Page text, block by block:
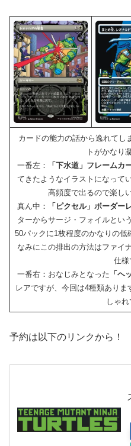
カードの能力の話から逸れてし
トがかなり
一番左：
「下水道」フレームカ
てきたようなイラストになって
高頻度で出るので楽し
真ん中：
「ピクセル」ボーダー
ターからサージ・フォイルとい
50パックに1枚程度のかなりの
なみにこの排出の方法はファイ
仕様
一番右：おなじみとなった 「ヘ
レアですが、今回は4種類あり
しゃれ
予約は以下のリンクから！